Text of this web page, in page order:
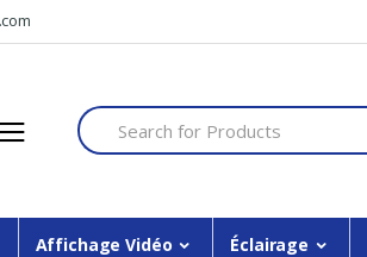
Search for:
Affichage Vidéo Éclairage